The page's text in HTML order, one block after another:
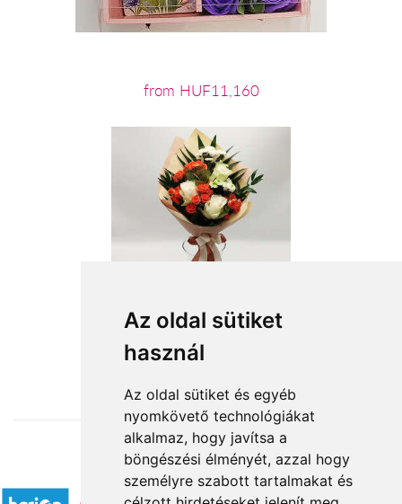
Az oldal sütiket
használ
Az oldal sütiket és egyéb
nyomkövető technológiákat
alkalmaz, hogy javítsa a
böngészési élményét, azzal hogy
személyre szabott tartalmakat és
from HUF11,160
from HUF20,080
Accepted payment methods